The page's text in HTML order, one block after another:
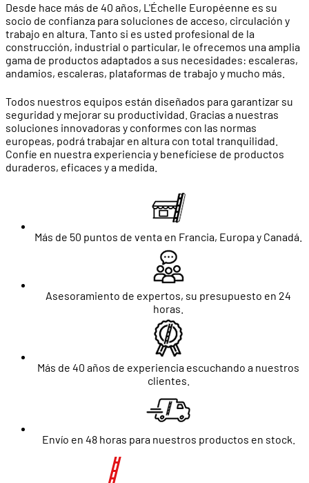
Desde hace más de 40 años, L'Échelle Européenne es su
socio de confianza para soluciones de acceso, circulación y
trabajo en altura. Tanto si es usted profesional de la
construcción, industrial o particular, le ofrecemos una amplia
gama de productos adaptados a sus necesidades: escaleras,
andamios, escaleras, plataformas de trabajo y mucho más.
Todos nuestros equipos están diseñados para garantizar su
seguridad y mejorar su productividad. Gracias a nuestras
soluciones innovadoras y conformes con las normas
europeas, podrá trabajar en altura con total tranquilidad.
Confíe en nuestra experiencia y benefíciese de productos
duraderos, eficaces y a medida.
Más de 50 puntos de venta en Francia, Europa y Canadá.
Asesoramiento de expertos, su presupuesto en 24
horas.
Más de 40 años de experiencia escuchando a nuestros
clientes.
Envío en 48 horas para nuestros productos en stock.